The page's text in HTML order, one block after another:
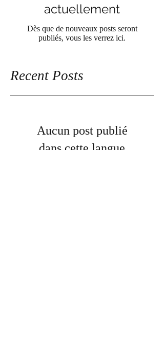
actuellement
Dès que de nouveaux posts seront
publiés, vous les verrez ici.
Recent Posts
Aucun post publié
dans cette langue